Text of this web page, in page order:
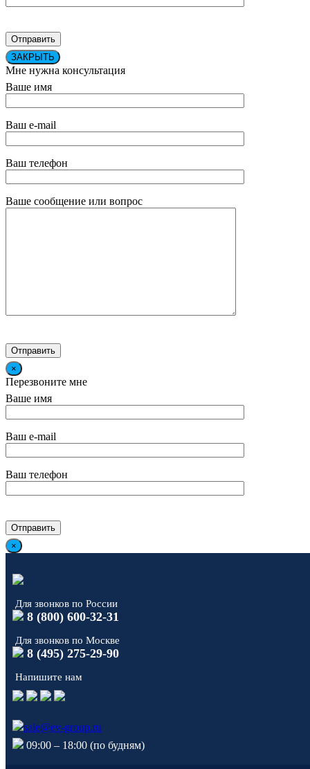
ЗАКРЫТЬ
Мне нужна консультация
Ваше имя
Ваш e-mail
Ваш телефон
Ваше сообщение или вопрос
×
Перезвоните мне
Ваше имя
Ваш e-mail
Ваш телефон
×
Для звонков по России
8 (800) 600-32-31
Для звонков по Москве
8 (495) 275-29-90
Напишите нам
sale@ev-group.ru
09:00 – 18:00 (по будням)